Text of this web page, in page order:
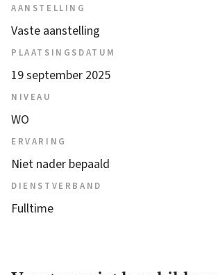
AANSTELLING
Vaste aanstelling
PLAATSINGSDATUM
19 september 2025
NIVEAU
WO
ERVARING
Niet nader bepaald
DIENSTVERBAND
Fulltime